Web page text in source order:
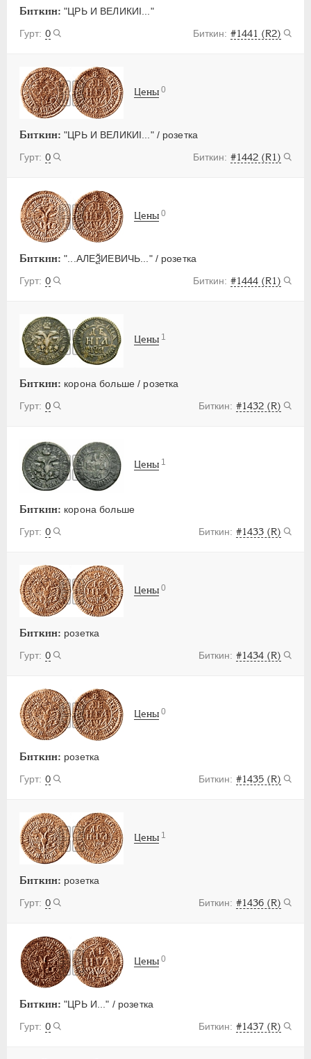
Биткин: "ЦРЬ И ВЕЛИКИI..."
0
#1441 (R2)
Биткин: "ЦРЬ И ВЕЛИКИI..." / розетка
0
#1442 (R1)
Цены 0
Биткин: "...АЛЕѮИЕВИЧЬ..." / розетка
0
#1444 (R1)
Цены 0
Биткин: корона больше / розетка
0
#1432 (R)
Цены 1
Биткин: корона больше
0
#1433 (R)
Цены 1
Биткин: розетка
0
#1434 (R)
Цены 0
Биткин: розетка
0
#1435 (R)
Цены 0
Биткин: розетка
0
#1436 (R)
Цены 1
Биткин: "ЦРЬ И..." / розетка
0
#1437 (R)
Цены 0